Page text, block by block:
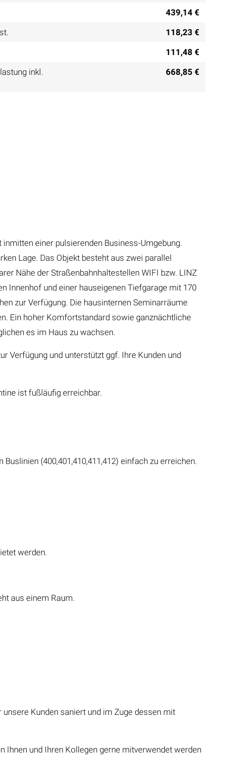
439,14 €
118,23 €
111,48 €
inkl.
668,85 €
einer pulsierenden Business-Umgebung.
Lage. Das Objekt besteht aus zwei parallel
Nähe der Straßenbahnhaltestellen WIFI bzw. LINZ
Innenhof und einer hauseigenen Tiefgarage mit 170
zur Verfügung. Die hausinternen Seminarräume
Ein hoher Komfortstandard sowie ganznächtliche
es im Haus zu wachsen.
Verfügung und unterstützt ggf. Ihre Kunden und
ist fußläufig erreichbar.
(400,401,410,411,412) einfach zu erreichen.
werden.
aus einem Raum.
Kunden saniert und im Zuge dessen mit
und Ihren Kollegen gerne mitverwendet werden